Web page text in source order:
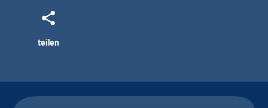
teilen